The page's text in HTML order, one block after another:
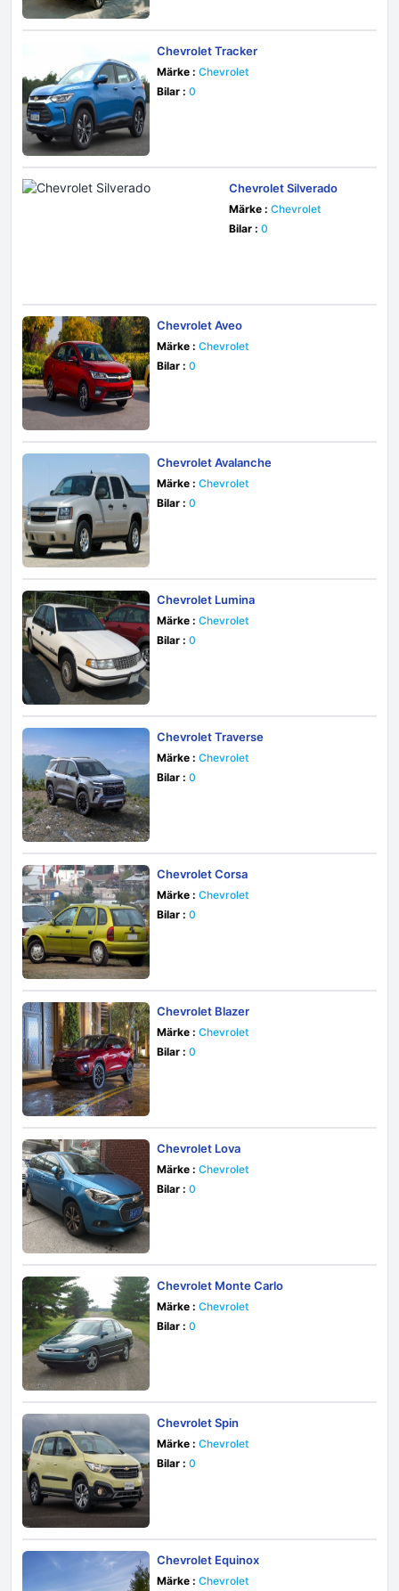
Chevrolet Tracker
Märke : Chevrolet
Bilar : 0
Chevrolet Silverado
Märke : Chevrolet
Bilar : 0
Chevrolet Aveo
Märke : Chevrolet
Bilar : 0
Chevrolet Avalanche
Märke : Chevrolet
Bilar : 0
Chevrolet Lumina
Märke : Chevrolet
Bilar : 0
Chevrolet Traverse
Märke : Chevrolet
Bilar : 0
Chevrolet Corsa
Märke : Chevrolet
Bilar : 0
Chevrolet Blazer
Märke : Chevrolet
Bilar : 0
Chevrolet Lova
Märke : Chevrolet
Bilar : 0
Chevrolet Monte Carlo
Märke : Chevrolet
Bilar : 0
Chevrolet Spin
Märke : Chevrolet
Bilar : 0
Chevrolet Equinox
Märke : Chevrolet